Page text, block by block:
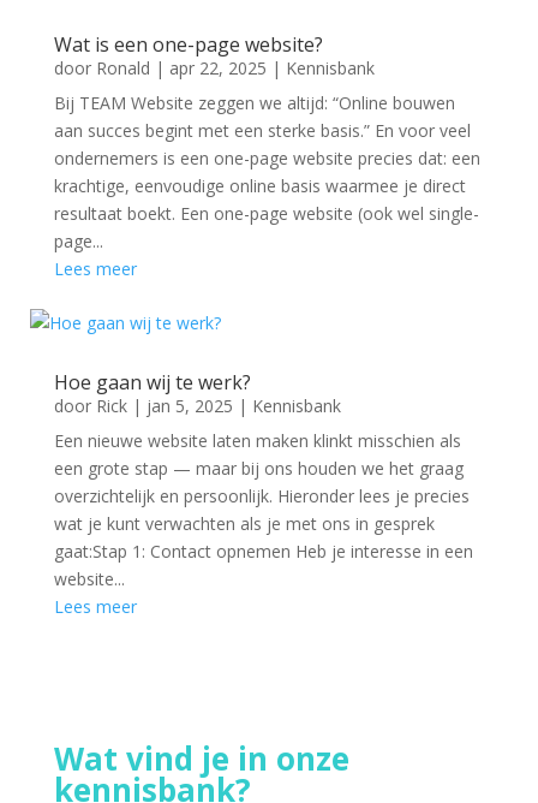
Wat is een one-page website?
door Ronald | apr 22, 2025 | Kennisbank
Bij TEAM Website zeggen we altijd: “Online bouwen
aan succes begint met een sterke basis.” En voor veel
ondernemers is een one-page website precies dat: een
krachtige, eenvoudige online basis waarmee je direct
resultaat boekt. Een one-page website (ook wel single-
page...
Lees meer
Hoe gaan wij te werk?
door Rick| jan 5, 2025 | Kennisbank
Een nieuwe website laten maken klinkt misschien als
een grote stap — maar bij ons houden we het graag
overzichtelijk en persoonlijk. Hieronder lees je precies
wat je kunt verwachten als je met ons in gesprek
gaat:Stap 1: Contact opnemen Heb je interesse in een
website...
Lees meer
Wat vind je in onze
kennisbank?